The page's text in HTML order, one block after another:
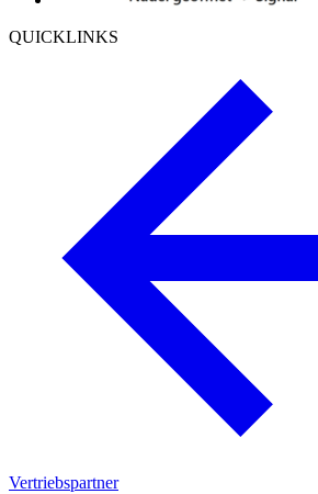
QUICKLINKS
Vertriebspartner